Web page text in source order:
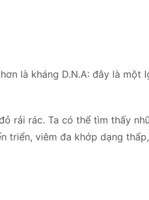
là kháng D.N.A: đây là một
rải rác. Ta có thể tìm thấy
triển, viêm đa khớp dạng